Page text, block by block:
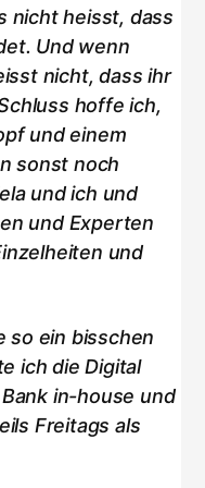
nicht heisst, dass
Und wenn
nicht, dass ihr
hoffe ich,
und einem
sonst noch
und ich und
und Experten
und
so ein bisschen
ich die Digital
in-house und
Freitags als